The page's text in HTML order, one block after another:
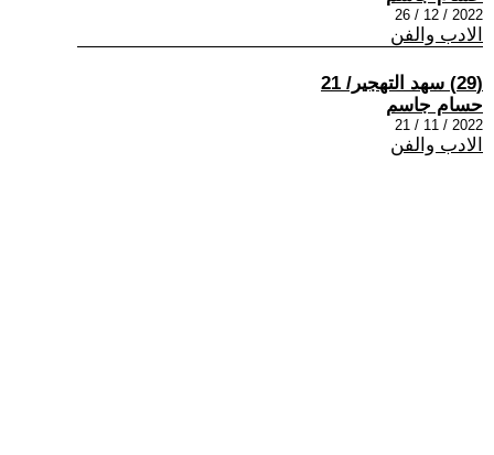
2022 / 12 / 26
الادب والفن
(29) سهد التهجير/ 21
حسام جاسم
2022 / 11 / 21
الادب والفن